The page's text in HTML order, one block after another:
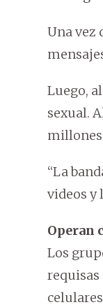
Una vez
Luego,
sexual.
“La
videos y
Operan
Los
requisas